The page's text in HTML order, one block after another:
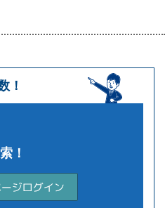
！
！